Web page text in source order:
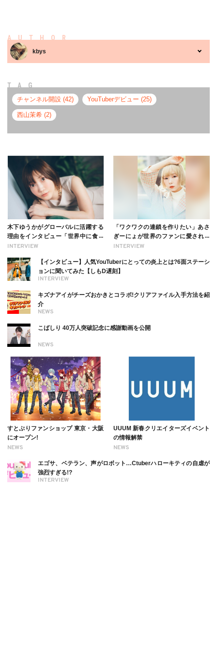
AUTHOR
kbys
TAG
チャンネル開設 (42) YouTuberデビュー (25)
西山茉希 (2)
INTERVIEW
木下ゆうかがグローバルに活躍する
理由をインタビュー「世界中に食べ
る幸せを伝えたい」新事務所加入に
INTERVIEW
「ワクワクの連鎖を作りたい」あさ
ぎーにょが世界のファンに愛される
理由【インタビュー】
INTERVIEW
【インタビュー】人気YouTuberにとっての炎上とは?6面ステーシ
ョンに聞いてみた【しもD遅刻】
NEWS
キズナアイがチーズおかきとコラボ!クリアファイル入手方法を紹
介
NEWS
こばしり 40万人突破記念に感謝動画を公開
NEWS
すとぷりファンショップ 東京・大阪
にオープン!
NEWS
UUUM 新春クリエイターズイベント
の情報解禁
INTERVIEW
エゴサ、ベテラン、声がロボット…Ctuberハローキティの自虐が
強烈すぎる!?